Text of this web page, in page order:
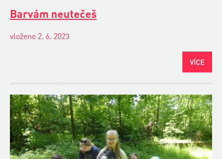
Barvám neutečeš
vloženo 2. 6. 2023
VÍCE